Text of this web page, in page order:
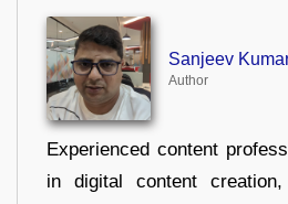
Sanjeev
Author
Experienced content
in digital content